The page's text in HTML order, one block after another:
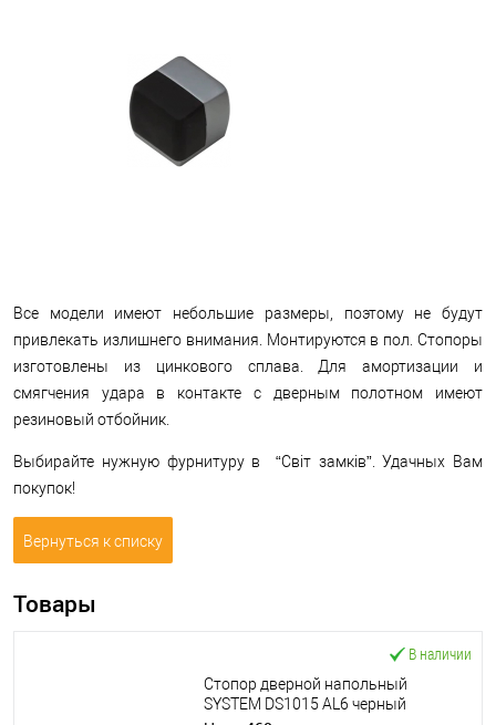
Все модели имеют небольшие размеры, поэтому не будут
привлекать излишнего внимания. Монтируются в пол. Стопоры
изготовлены из цинкового сплава. Для амортизации и
смягчения удара в контакте с дверным полотном имеют
резиновый отбойник.
Выбирайте нужную фурнитуру в “Світ замків”. Удачных Вам
покупок!
Вернуться к списку
Товары
В наличии
Стопор дверной напольный
SYSTEM DS1015 AL6 черный